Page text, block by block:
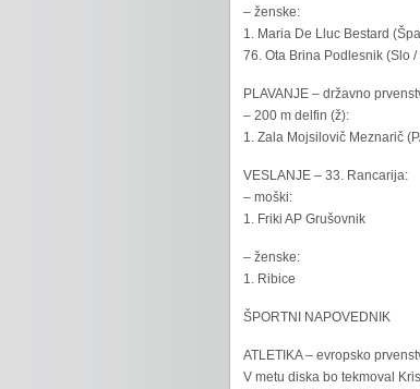
– ženske:
1. Maria De Lluc Bestard
76. Ota Brina Podlesnik (Slo
PLAVANJE – državno
– 200 m delfin (ž):
1. Zala Mojsilovič Meznarič
VESLANJE – 33. Rancarija:
– moški:
1. Friki AP Grušovnik
– ženske:
1. Ribice
ŠPORTNI NAPOVEDNIK
ATLETIKA – evropsko
V metu diska bo tekmoval